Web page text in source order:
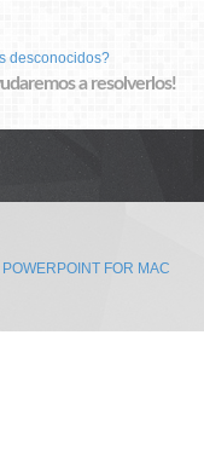
desconocidos?
a resolverlos!
FOR MAC